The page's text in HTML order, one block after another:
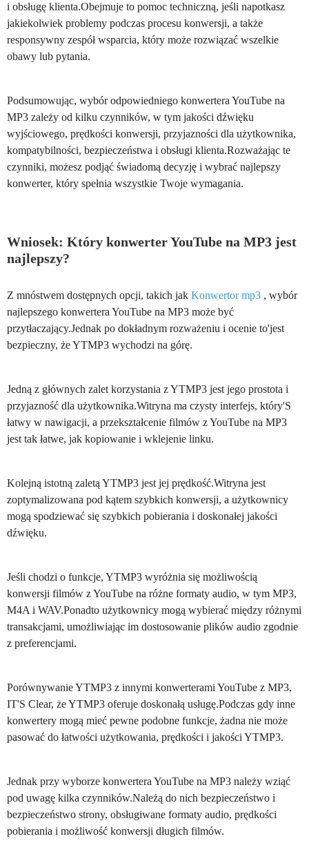
i obsługę klienta.Obejmuje to pomoc techniczną, jeśli napotkasz
jakiekolwiek problemy podczas procesu konwersji, a także
responsywny zespół wsparcia, który może rozwiązać wszelkie
obawy lub pytania.
Podsumowując, wybór odpowiedniego konwertera YouTube na
MP3 zależy od kilku czynników, w tym jakości dźwięku
wyjściowego, prędkości konwersji, przyjazności dla użytkownika,
kompatybilności, bezpieczeństwa i obsługi klienta.Rozważając te
czynniki, możesz podjąć świadomą decyzję i wybrać najlepszy
konwerter, który spełnia wszystkie Twoje wymagania.
Wniosek: Który konwerter YouTube na MP3 jest
najlepszy?
Z mnóstwem dostępnych opcji, takich jak Konwertor mp3 , wybór
najlepszego konwertera YouTube na MP3 może być
przytłaczający.Jednak po dokładnym rozważeniu i ocenie to'jest
bezpieczny, że YTMP3 wychodzi na górę.
Jedną z głównych zalet korzystania z YTMP3 jest jego prostota i
przyjazność dla użytkownika.Witryna ma czysty interfejs, który'S
łatwy w nawigacji, a przekształcenie filmów z YouTube na MP3
jest tak łatwe, jak kopiowanie i wklejenie linku.
Kolejną istotną zaletą YTMP3 jest jej prędkość.Witryna jest
zoptymalizowana pod kątem szybkich konwersji, a użytkownicy
mogą spodziewać się szybkich pobierania i doskonałej jakości
dźwięku.
Jeśli chodzi o funkcje, YTMP3 wyróżnia się możliwością
konwersji filmów z YouTube na różne formaty audio, w tym MP3,
M4A i WAV.Ponadto użytkownicy mogą wybierać między różnymi
transakcjami, umożliwiając im dostosowanie plików audio zgodnie
z preferencjami.
Porównywanie YTMP3 z innymi konwerterami YouTube z MP3,
IT'S Clear, że YTMP3 oferuje doskonałą usługę.Podczas gdy inne
konwertery mogą mieć pewne podobne funkcje, żadna nie może
pasować do łatwości użytkowania, prędkości i jakości YTMP3.
Jednak przy wyborze konwertera YouTube na MP3 należy wziąć
pod uwagę kilka czynników.Należą do nich bezpieczeństwo i
bezpieczeństwo strony, obsługiwane formaty audio, prędkości
pobierania i możliwość konwersji długich filmów.